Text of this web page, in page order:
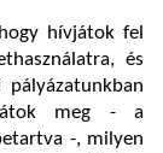
hívjátok fel
és
meg - a
-, milyen